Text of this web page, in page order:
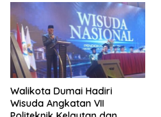
Walikota Dumai Hadiri
Wisuda Angkatan VII